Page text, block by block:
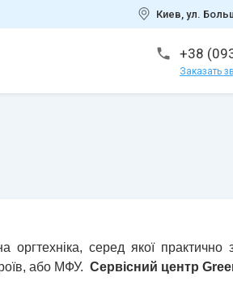
Киев, ул.
+38
Заказать
оргтехніка, серед якої практично
або МФУ. Сервісний центр